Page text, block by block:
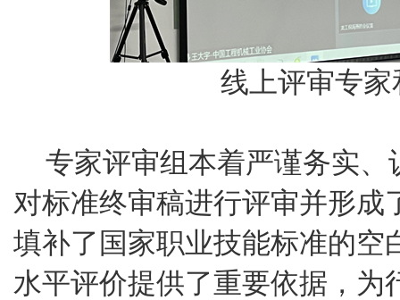
线上评审专
专家评审组本着严谨务实
对标准终审稿进行评审并形成
填补了国家职业技能标准的空
水平评价提供了重要依据，为